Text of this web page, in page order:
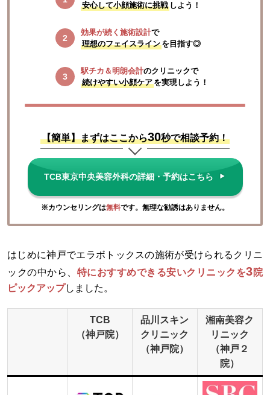
安心して小顔施術に挑戦 しよう！
効果が続く施術設計
理想のフェイスライン を目指す◎
駅チカ＆明朗会計
続けやすい小顔ケア を実現しよう！
【簡単】まずはここから30秒で相談予約！
TCB東京中央美容外科の詳細・予約はこちら
※カウンセリングは無料です。無理な勧誘はありません。
はじめに神戸でエラボトックスの施術が受けられるクリニ
ックの中から、 特におすすめできる安いクリニックを3院
ピックアップしました。
TCB
（神戸院）
品川スキン
クリニック
（神戸院）
湘南美容ク
リニック
（神戸２
院）